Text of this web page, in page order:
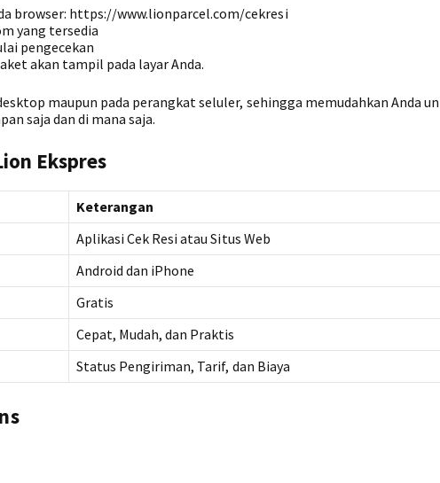
browser: https://www.lionparcel.com/cekresi
yang tersedia
pengecekan
akan tampil pada layar Anda.
maupun pada perangkat seluler, sehingga memudahkan Anda
saja dan di mana saja.
Ekspres
Keterangan
Aplikasi Cek Resi atau Situs Web
Android dan iPhone
Gratis
Cepat, Mudah, dan Praktis
Status Pengiriman, Tarif, dan Biaya